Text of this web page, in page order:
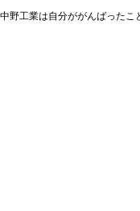
中野工業は自分ががんばったこ